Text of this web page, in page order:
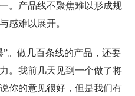
。产品线不聚焦难以形成规
感难以展开。
。做几百条线的产品，还要
。我前几天见到一个做了将
你的意见很好，但是我们有